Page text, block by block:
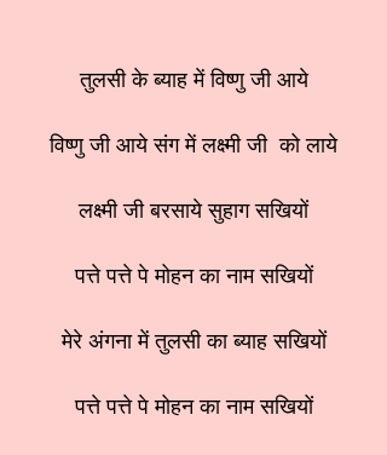
तुलसी के ब्याह में विष्णु जी आये
विष्णु जी आये संग में लक्ष्मी जी को लाये
लक्ष्मी जी बरसाये सुहाग सखियों
पत्ते पत्ते पे मोहन का नाम सखियों
मेरे अंगना में तुलसी का ब्याह सखियों
पत्ते पत्ते पे मोहन का नाम सखियों